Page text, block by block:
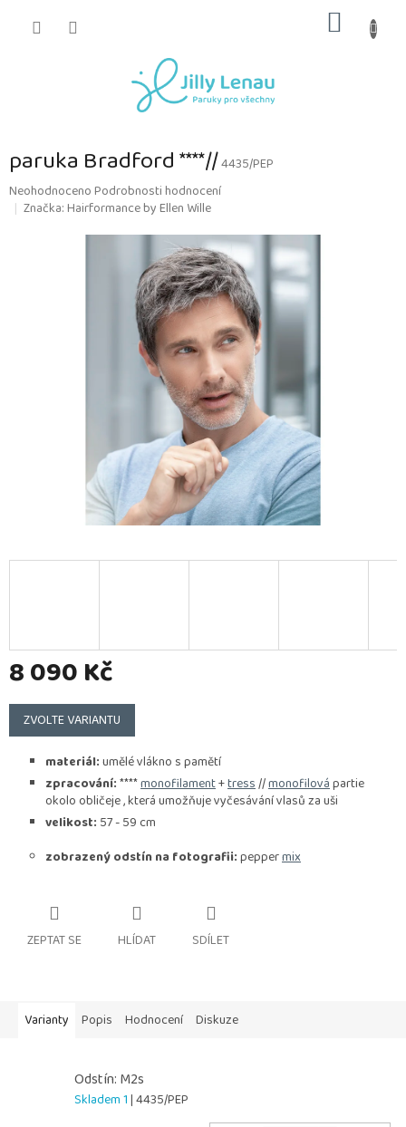
KOŠÍK
paruka Bradford ****//4435/PEP
Průměrné
hodnocení
NeohodnocenoPodrobnosti hodnocení
Značka:Hairformance by Ellen Wille
8 090 Kč
Měrná
cena:
ZVOLTE VARIANTU
materiál:umělé vlákno s pamětí
zpracování:****monofilament+tress//monofilovápartie
okolo obličeje , která umožňuje vyčesávání vlasů za uši
velikost: 57 - 59 cm
zobrazený odstín na fotografii:peppermix
ZEPTAT SE HLÍDAT SDÍLET
Varianty Popis Hodnocení Diskuze
Odstín: M2s
Skladem 1| 4435/PEP